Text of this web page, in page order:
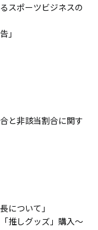
スポーツビジネスの
」
と非該当割合に関す
について」
推しグッズ」購入～